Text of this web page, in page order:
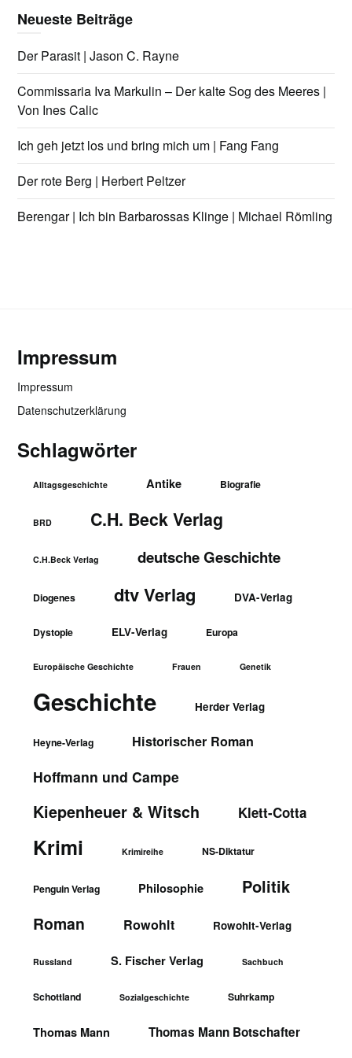
Neueste Beiträge
Der Parasit | Jason C. Rayne
Commissaria Iva Markulin – Der kalte Sog des Meeres |
Von Ines Calic
Ich geh jetzt los und bring mich um | Fang Fang
Der rote Berg | Herbert Peltzer
Berengar | Ich bin Barbarossas Klinge | Michael Römling
Impressum
Impressum
Datenschutzerklärung
Schlagwörter
Alltagsgeschichte Antike Biografie
BRD C.H. Beck Verlag
C.H.Beck Verlag deutsche Geschichte
Diogenes dtv Verlag DVA-Verlag
Dystopie ELV-Verlag Europa
Europäische Geschichte Frauen Genetik
Geschichte Herder Verlag
Heyne-Verlag Historischer Roman
Hoffmann und Campe
Kiepenheuer & Witsch Klett-Cotta
Krimi Krimireihe NS-Diktatur
Penguin Verlag Philosophie Politik
Roman Rowohlt Rowohlt-Verlag
Russland S. Fischer Verlag Sachbuch
Schottland Sozialgeschichte Suhrkamp
Thomas Mann Thomas Mann Botschafter